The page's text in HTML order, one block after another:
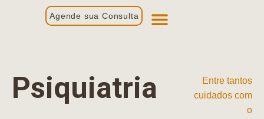
Agende sua Consulta
Psiquiatria
Entre tantos
cuidados com
o